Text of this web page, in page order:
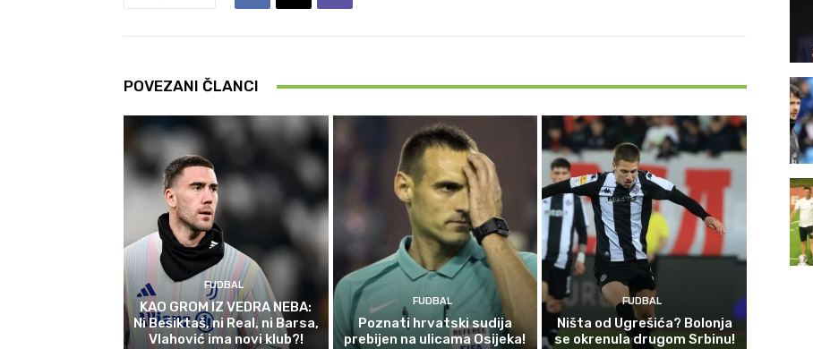
POVEZANI ČLANCI
FUDBAL
KAO GROM IZ VEDRA NEBA:
Ni Bešiktaš, ni Real, ni Barsa,
Vlahović ima novi klub?!
FUDBAL
Poznati hrvatski sudija
prebijen na ulicama Osijeka!
FUDBAL
Ništa od Ugrešića? Bolonja
se okrenula drugom Srbinu!